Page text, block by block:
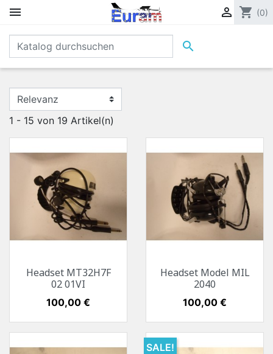
  shopping_cart (0)

1 - 15 von 19 Artikel(n)
Headset MT32H7F
02 01VI
Preis
100,00 €
Headset Model MIL
2040
Preis
100,00 €
SALE!